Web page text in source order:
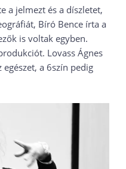
a jelmezt és a díszletet,
Bíró Bence írta a
is voltak egyben.
Lovass Ágnes
a 6szín pedig